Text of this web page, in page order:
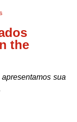
the
sua